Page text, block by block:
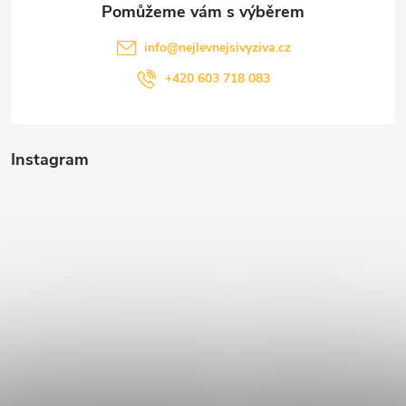
Instagram
info@nejlevnejsivyziva.cz
+420 603 718 083